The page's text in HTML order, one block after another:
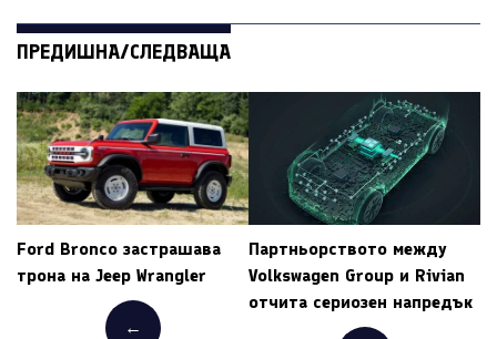
ПРЕДИШНА/СЛЕДВАЩА
Ford Bronco застрашава
трона на Jeep Wrangler
←
Партньорството между
Volkswagen Group и Rivian
отчита сериозен напредък